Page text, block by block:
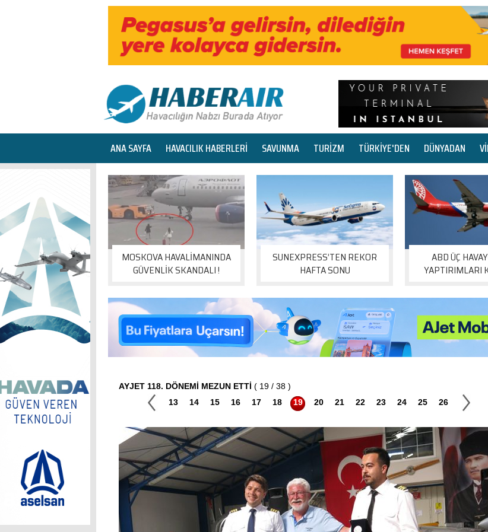
ANA SAYFA HAVACILIK HABERLERİ SAVUNMA TURİZM TÜRKİYE'DEN DÜNYADAN
MOSKOVA HAVALİMANINDA
GÜVENLİK SKANDALI !
SUNEXPRESS’TEN REKOR
HAFTA SONU
ABD ÜÇ
YAPTIRIMLARI
AYJET 118. DÖNEMİ MEZUN ETTİ ( 19 / 38 )
13
14 15 16 17 18 19 20 21 22 23 24 25 26